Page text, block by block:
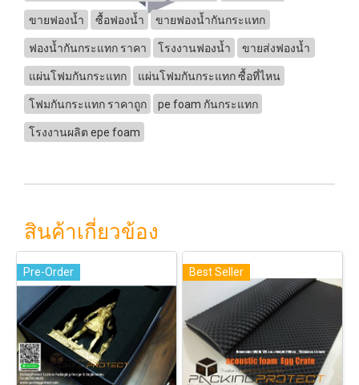
ขายฟองน้ำ ซื้อฟองน้ำ ขายฟองน้ำกันกระแทก
ฟองน้ำกันกระแทก ราคา โรงงานฟองน้ำ ขายส่งฟองน้ำ
แผ่นโฟมกันกระแทก แผ่นโฟมกันกระแทก ซื้อที่ไหน
โฟมกันกระแทก ราคาถูก pe foam กันกระแทก
โรงงานผลิต epe foam
สินค้าเกี่ยวข้อง
Pre-Order Best Seller